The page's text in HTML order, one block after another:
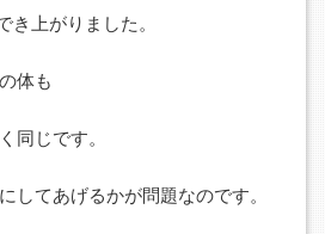
上がりました。
体も
同じです。
してあげるかが問題なのです。